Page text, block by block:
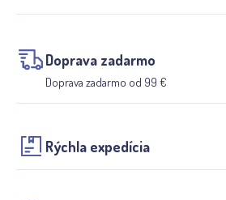
Doprava zadarmo
Doprava zadarmo od 99 €
Rýchla expedícia